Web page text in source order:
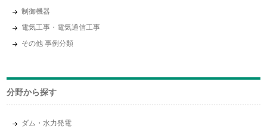
制御機器
電気工事・電気通信工事
その他 事例分類
分野から探す
ダム・水力発電